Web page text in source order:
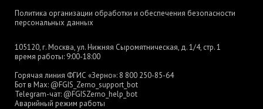
Политика организации обработки и обеспечения безопасности
персональных данных
105120, г. Москва, ул. Нижняя Сыромятническая, д. 1/4, стр. 1
время работы: 9:00-18:00
Горячая линия ФГИС «Зерно»: 8 800 250-85-64
Бот в Max: @FGIS_Zerno_support_bot
Telegram-чат: @FGISZerno_help_bot
Аварийный режим работы